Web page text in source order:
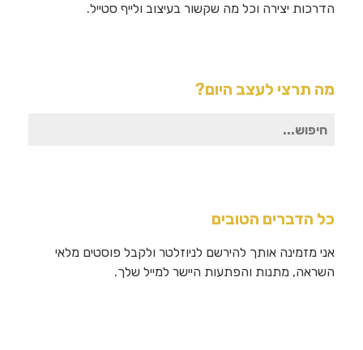
הדרכות יצירה וכל מה שקשור בעיצוב ולייף סטייל.
מה תרצי לעצב היום?
חיפוש
כל הדברים הטובים
אני מזמינה אותך להירשם לניוזלטר ולקבל פוסטים מלאי
השראה, מתנות והפתעות היישר למייל שלך.